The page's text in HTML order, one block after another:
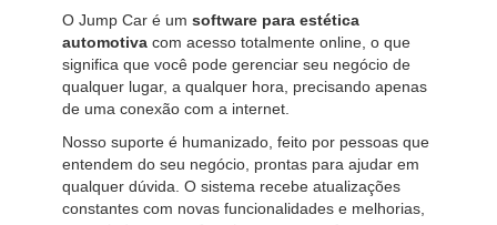
O Jump Car é um software para estética
automotiva com acesso totalmente online, o que
significa que você pode gerenciar seu negócio de
qualquer lugar, a qualquer hora, precisando apenas
de uma conexão com a internet.
Nosso suporte é humanizado, feito por pessoas que
entendem do seu negócio, prontas para ajudar em
qualquer dúvida. O sistema recebe atualizações
constantes com novas funcionalidades e melhorias,